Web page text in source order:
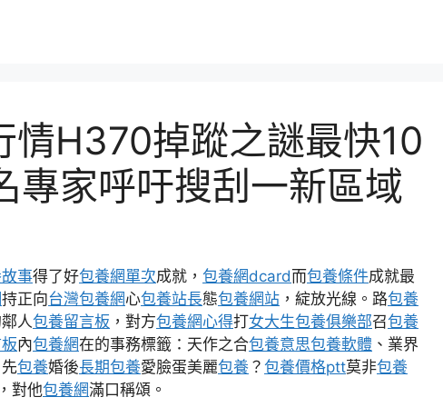
情H370掉蹤之謎最快10
專家呼吁搜刮一新區域
事得了好包養網單次成就， 包養網dcard而包養條件成就最
持正向台灣包養網心包養站長態包養網站 ，綻放光線。路包養
人包養留言板 ，對方包養網心得打女大生包養俱樂部召包養
內包養網在的事務標籤：天作之合包養意思包養軟體 、業界
先包養婚後長期包養愛臉蛋美麗包養 ？ 包養價格ptt莫非包養
，對他包養網滿口稱頌。